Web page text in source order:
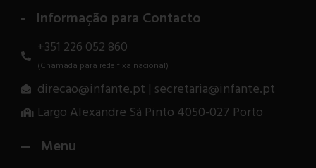
Informação para Contacto
+351 226 052 860
(Chamada para rede fixa nacional)
direcao@infante.pt | secretaria@infante.pt
Largo Alexandre Sá Pinto 4050-027 Porto
Menu